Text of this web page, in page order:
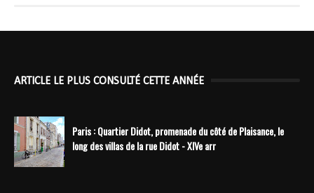
ARTICLE LE PLUS CONSULTÉ CETTE ANNÉE
Paris : Quartier Didot, promenade du côté de Plaisance, le
long des villas de la rue Didot - XIVe arr